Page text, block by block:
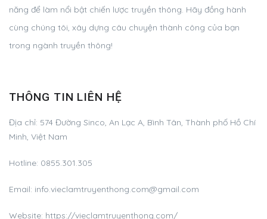
năng để làm nổi bật chiến lược truyền thông. Hãy đồng hành
cùng chúng tôi, xây dựng câu chuyện thành công của bạn
trong ngành truyền thông!
THÔNG TIN LIÊN HỆ
Địa chỉ: 574 Đường Sinco, An Lạc A, Bình Tân, Thành phố Hồ Chí
Minh, Việt Nam
Hotline: 0855.301.305
Email: info.vieclamtruyenthong.com@gmail.com
Website: https://vieclamtruyenthong.com/